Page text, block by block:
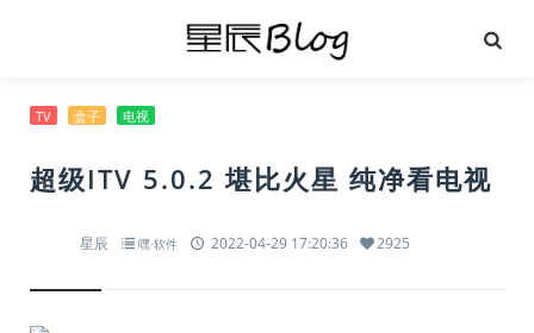
TV 盒子 电视
超级ITV 5.0.2 堪比火星 纯净看电视
星辰 嘿·软件 2022-04-29 17:20:36 2925